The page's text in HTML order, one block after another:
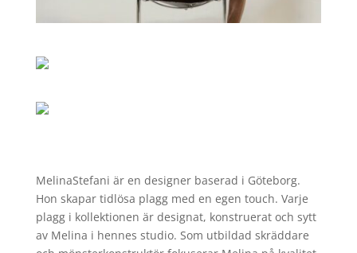
MelinaStefani är en designer baserad i Göteborg.
Hon skapar tidlösa plagg med en egen touch. Varje
plagg i kollektionen är designat, konstruerat och sytt
av Melina i hennes studio. Som utbildad skräddare